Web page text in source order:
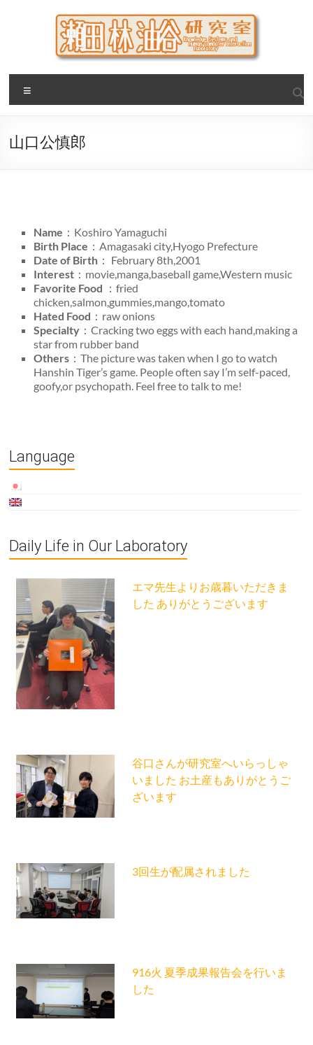
瀬田・林・油谷研究室
大阪公立大学 大学院 情報学研究科 学際情報学専攻 / 大阪府
立大学 理学部 情報数理科学科(大学院 理学系研究科 情報数理
山口公慎郎
Name ：Koshiro Yamaguchi
Birth Place ：Amagasaki city,Hyogo Prefecture
Date of Birth ： February 8th,2001
Interest ：movie,manga,baseball game,Western music
Favorite Food ：fried
chicken,salmon,gummies,mango,tomato
Hated Food ：raw onions
Specialty ：Cracking two eggs with each hand,making a
star from rubber band
Others ：The picture was taken when I go to watch
Hanshin Tiger’s game. People often say I’m self-paced,
goofy,or psychopath. Feel free to talk to me!
Language
Daily Life in Our Laboratory
エマ先生よりお歳暮いただきま
した ありがとうございます
谷口さんが研究室へいらっしゃ
いました お土産もありがとうご
ざいます
3回生が配属されました
916火 夏季成果報告会を行いま
した